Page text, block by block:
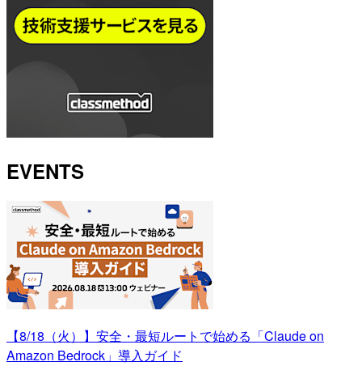
EVENTS
【8/18（火）】安全・最短ルートで始める「Claude on
Amazon Bedrock」導入ガイド